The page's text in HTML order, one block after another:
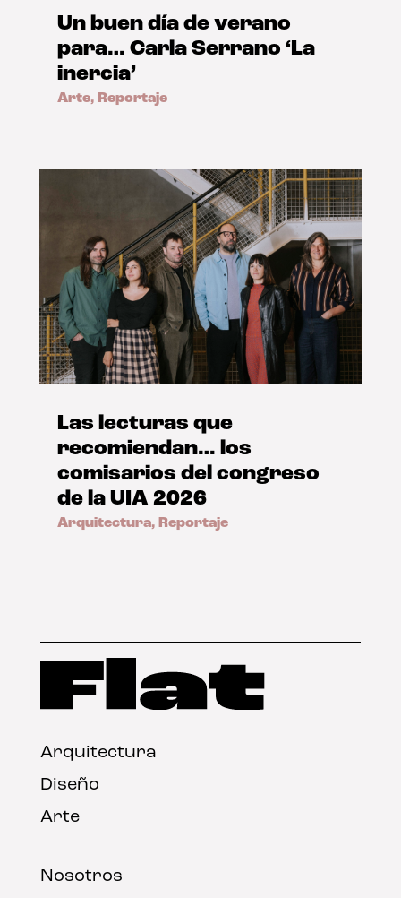
Un buen día de verano
para… Carla Serrano ‘La
inercia’
Arte, Reportaje
Las lecturas que
recomiendan… los
comisarios del congreso
de la UIA 2026
Arquitectura, Reportaje
Arquitectura
Diseño
Arte
Nosotros